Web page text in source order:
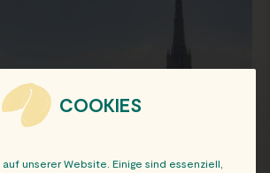
COOKIES
unserer Website. Einige sind essenziell,